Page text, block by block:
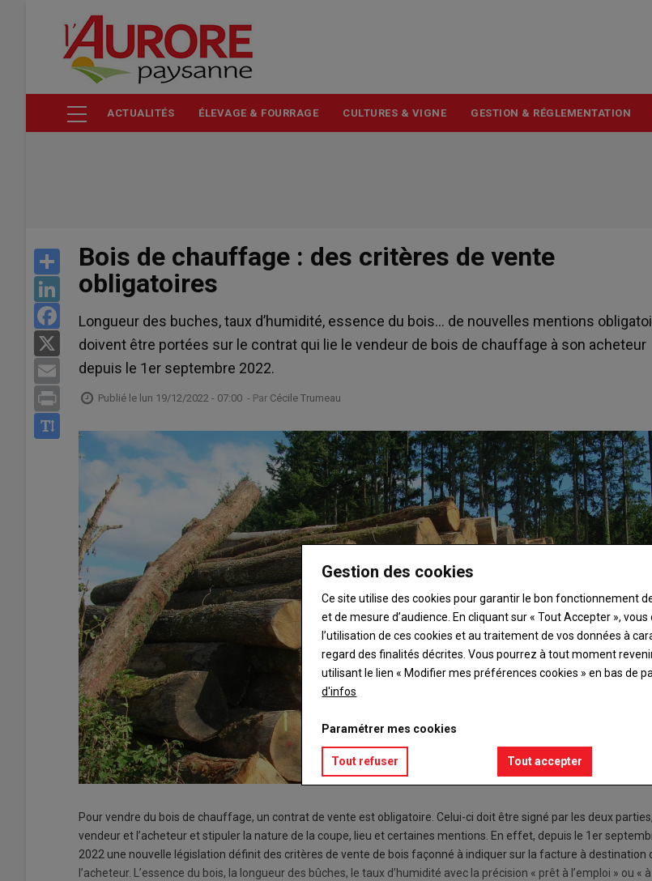
contenu
ACTUALITÉS ÉLEVAGE & FOURRAGE CULTURES & VIGNE GESTION & RÉGLEMENTATION
Share
LinkedIn
Facebook
Email
Print
Bois de chauffage : des critères de vente
obligatoires
Longueur des buches, taux d’humidité, essence du bois… de nouvelles mentions
doivent être portées sur le contrat qui lie le vendeur de bois de chauffage à son acheteur
depuis le 1er septembre 2022.
Publié le lun 19/12/2022 - 07:00 - Par Cécile Trumeau
Pour vendre du bois de chauffage, un contrat de vente est obligatoire. Celui-ci doit être signé par les deux
vendeur et l’acheteur et stipuler la nature de la coupe, lieu et certaines mentions. En effet, depuis le 1er
2022 une nouvelle législation définit des critères de vente de bois façonné à indiquer sur la facture à destination
l’acheteur. L’essence du bois, la longueur des bûches, le taux d’humidité avec la précision « prêt à l’emploi » ou « à
Gestion des cookies
Ce site utilise des cookies pour garantir le bon fonctionnement
et de mesure d’audience. En cliquant sur « Tout Accepter »,
l’utilisation de ces cookies et au traitement de vos données à
regard des finalités décrites. Vous pourrez à tout moment
utilisant le lien « Modifier mes préférences cookies » en bas de
d'infos
Paramétrer mes cookies
Tout refuser Tout accepter